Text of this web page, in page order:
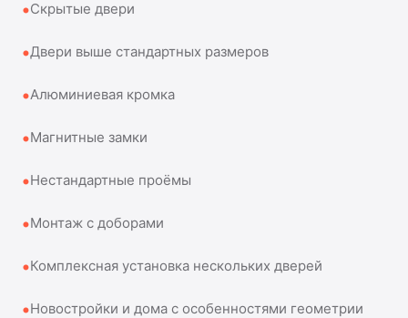
Скрытые двери
Двери выше стандартных размеров
Алюминиевая кромка
Магнитные замки
Нестандартные проёмы
Монтаж с доборами
Комплексная установка нескольких дверей
Новостройки и дома с особенностями геометрии